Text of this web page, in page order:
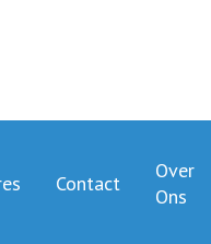
Contact
Over
Ons